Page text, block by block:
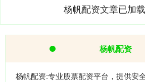
杨帆配资文章已加
杨帆配资
杨帆配资:专业股票配资平台，提供安